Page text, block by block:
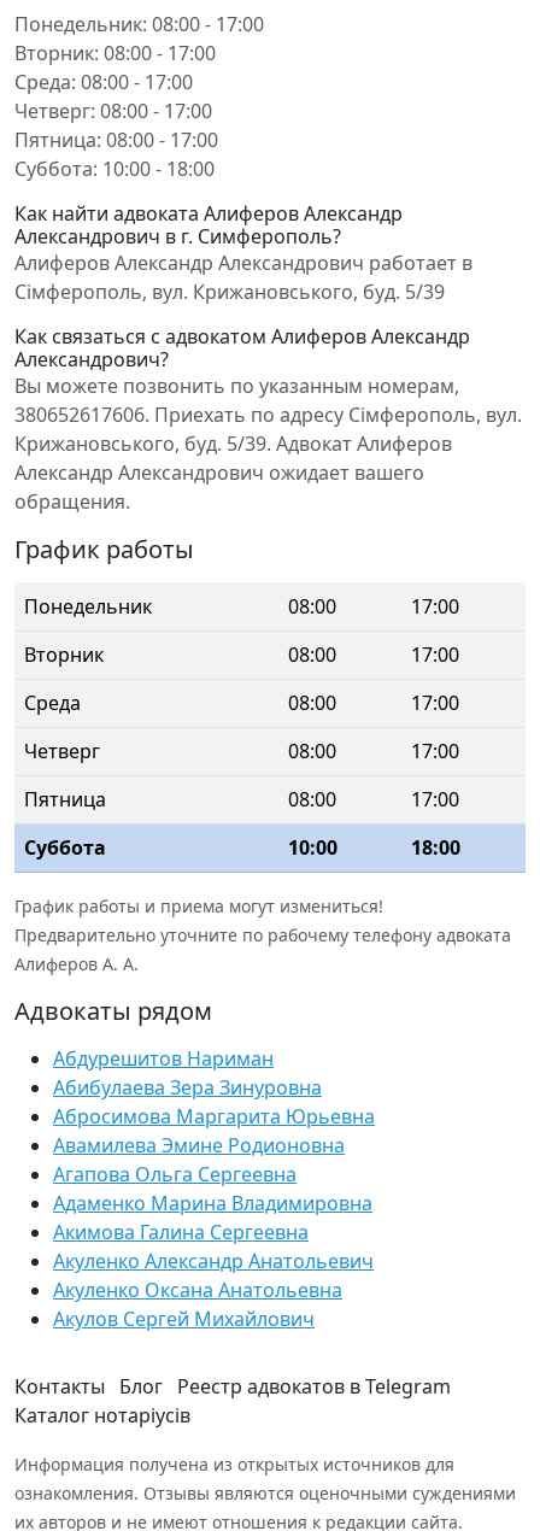
Понедельник: 08:00 - 17:00
Вторник: 08:00 - 17:00
Среда: 08:00 - 17:00
Четверг: 08:00 - 17:00
Пятница: 08:00 - 17:00
Суббота: 10:00 - 18:00
Как найти адвоката Алиферов Александр
Александрович в г. Симферополь?
Алиферов Александр Александрович работает в
Сімферополь, вул. Крижановського, буд. 5/39
Как связаться с адвокатом Алиферов Александр
Александрович?
Вы можете позвонить по указанным номерам,
380652617606. Приехать по адресу Сімферополь, вул.
Крижановського, буд. 5/39. Адвокат Алиферов
Александр Александрович ожидает вашего
обращения.
График работы
Понедельник 08:00
17:00
Вторник
08:00
17:00
Среда
08:00
17:00
Четверг
08:00
17:00
Пятница
08:00
17:00
Суббота
10:00 18:00
График работы и приема могут измениться!
Предварительно уточните по рабочему телефону адвоката
Алиферов А. А.
Адвокаты рядом
Абдурешитов Нариман
Абибулаева Зера Зинуровна
Абросимова Маргарита Юрьевна
Авамилева Эмине Родионовна
Агапова Ольга Сергеевна
Адаменко Марина Владимировна
Акимова Галина Сергеевна
Акуленко Александр Анатольевич
Акуленко Оксана Анатольевна
Акулов Сергей Михайлович
Контакты Блог Реестр адвокатов в Telegram
Каталог нотаріусів
Информация получена из открытых источников для
ознакомления. Отзывы являются оценочными суждениями
их авторов и не имеют отношения к редакции сайта.